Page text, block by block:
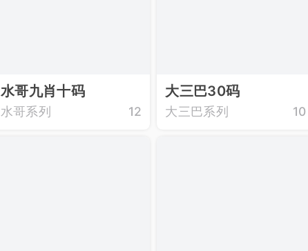
水哥九肖十码
水哥系列 12
大三巴30码
大三巴系列 10